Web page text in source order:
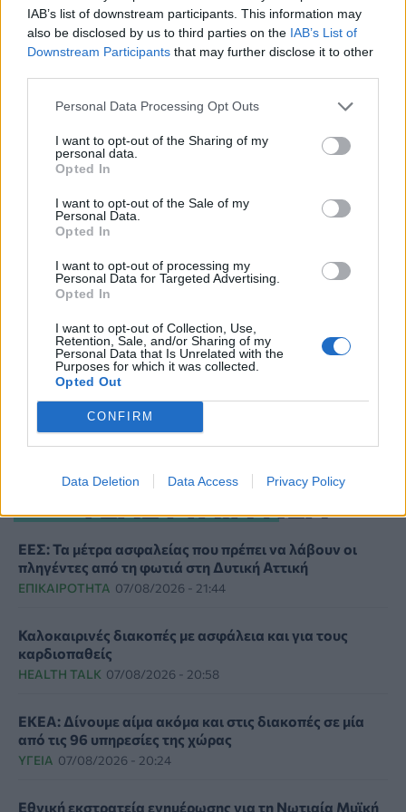
IAB’s list of downstream participants. This information may
also be disclosed by us to third parties on the IAB’s List of
Downstream Participants that may further disclose it to other
Personal Data Processing Opt Outs
I want to opt-out of the Sharing of my
personal data.
Opted In
I want to opt-out of the Sale of my
Personal Data.
Opted In
I want to opt-out of processing my
Personal Data for Targeted Advertising.
Opted In
I want to opt-out of Collection, Use,
Retention, Sale, and/or Sharing of my
Personal Data that Is Unrelated with the
Purposes for which it was collected.
Opted Out
CONFIRM
Data Deletion Data Access Privacy Policy
03/05/2023 - 17:29
Καισαρική τομή: 4 πράγματα που πρέπει να
γνωρίζετε πριν επιλέξετε αυτή τη μέθοδο - Οι
κίνδυνοι και τα οφέλη
ΤΕΛΕΥΤΑΙΑ ΝΕΑ
ΕΕΣ: Τα μέτρα ασφαλείας που πρέπει να λάβουν οι
πληγέντες από τη φωτιά στη Δυτική Αττική
ΕΠΙΚΑΙΡΌΤΗΤΑ 07/08/2026 - 21:44
Καλοκαιρινές διακοπές με ασφάλεια και για τους
καρδιοπαθείς
HEALTH TALK 07/08/2026 - 20:58
ΕΚΕΑ: Δίνουμε αίμα ακόμα και στις διακοπές σε μία
από τις 96 υπηρεσίες της χώρας
ΥΓΕΊΑ 07/08/2026 - 20:24
Εθνική εκστρατεία ενημέρωσης για τη Νωτιαία Μυϊκή